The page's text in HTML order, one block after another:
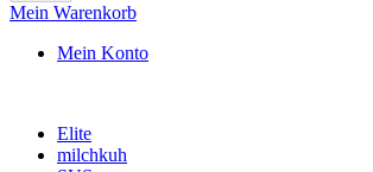
Mein Warenkorb
Mein Konto
Elite
milchkuh